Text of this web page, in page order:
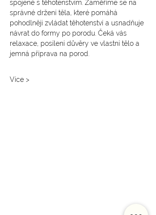
spojené s těhotenstvím. Zaměříme se na
správné držení těla, které pomáhá
pohodlněji zvládat těhotenství a usnadňuje
návrat do formy po porodu. Čeká vás
relaxace, posílení důvěry ve vlastní tělo a
jemná příprava na porod.
Více >